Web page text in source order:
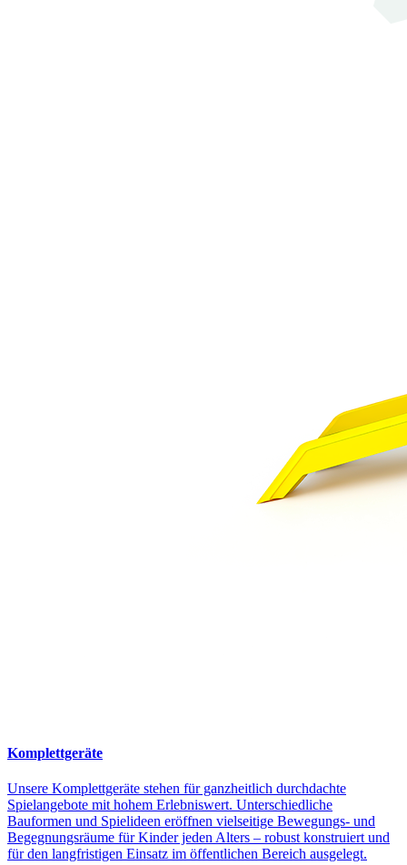
Komplettgeräte
Unsere Komplettgeräte stehen für ganzheitlich durchdachte
Spielangebote mit hohem Erlebniswert. Unterschiedliche
Bauformen und Spielideen eröffnen vielseitige Bewegungs- und
Begegnungsräume für Kinder jeden Alters – robust konstruiert und
für den langfristigen Einsatz im öffentlichen Bereich ausgelegt.